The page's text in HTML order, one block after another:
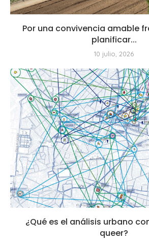
Por una convivencia amable
planificar...
10 julio, 2026
¿Qué es el análisis urbano
queer?